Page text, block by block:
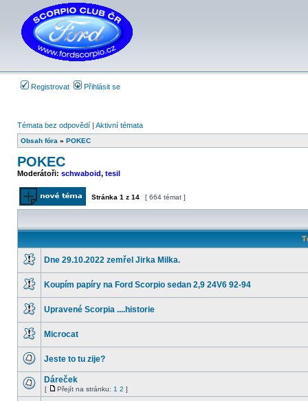
Registrovat Přihlásit se
Témata bez odpovědí | Aktivní témata
Obsah fóra » POKEC
POKEC
Moderátoři: schwaboid, tesil
Odeslat nové téma
Stránka 1 z 14 [ 664 témat ]
příspěvky
Dne 29.10.2022 zemřel Jirka Milka.
příspěvky
Koupím papíry na Ford Scorpio sedan 2,9 24V6 92-94
příspěvky
Upravené Scorpia ....historie
příspěvky
Microcat
nové
příspěvky
Jeste to tu zije?
Žádné
Dáreček
[
Přejít
Přejít na stránku: 1 2 ]